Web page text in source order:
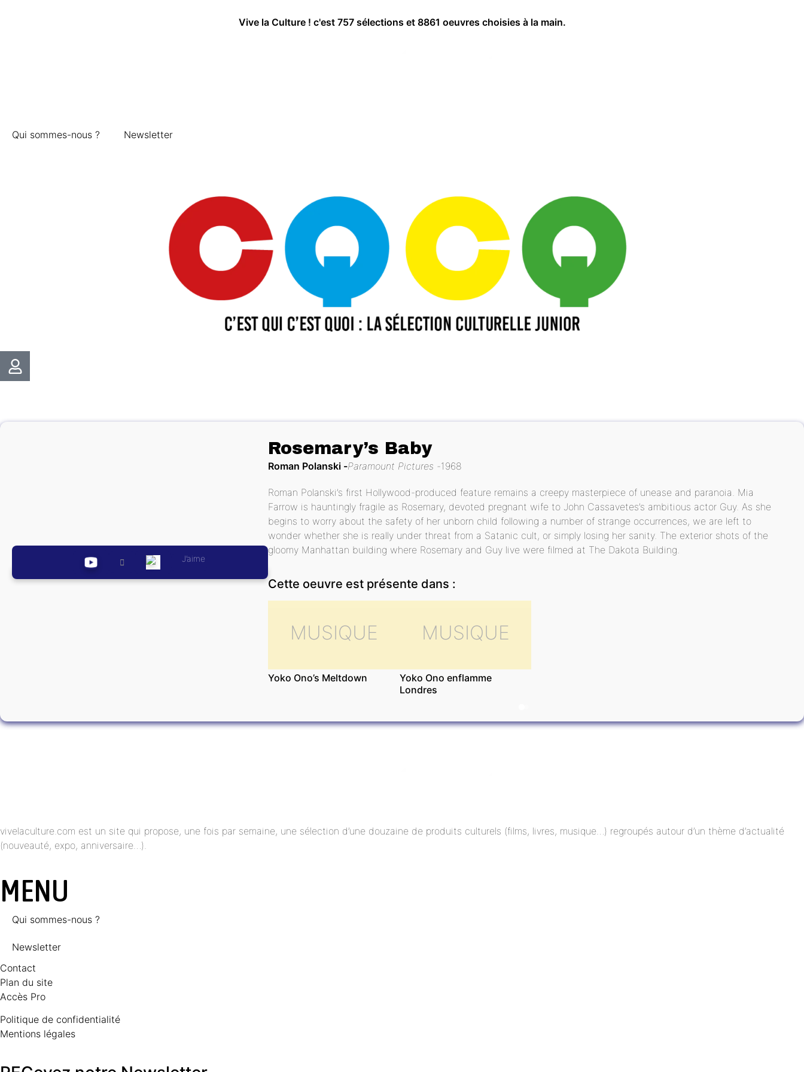
Vive la Culture ! c'est 757 sélections et 8861 oeuvres choisies à la main.
Qui sommes-nous ? Newsletter
J’aime
Rosemary’s Baby
Roman Polanski Paramount Pictures 1968
Roman Polanski’s first Hollywood-produced feature remains a creepy masterpiece of unease and paranoia. Mia
Farrow is hauntingly fragile as Rosemary, devoted pregnant wife to John Cassavetes’s ambitious actor Guy. As she
begins to worry about the safety of her unborn child following a number of strange occurrences, we are left to
wonder whether she is really under threat from a Satanic cult, or simply losing her sanity. The exterior shots of the
gloomy Manhattan building where Rosemary and Guy live were filmed at The Dakota Building.
Cette oeuvre est présente dans :
MUSIQUE
Yoko Ono’s Meltdown
MUSIQUE
Yoko Ono enflamme
Londres
vivelaculture.com est un site qui propose, une fois par semaine, une sélection d’une douzaine de produits culturels (films, livres, musique…) regroupés autour d’un thème d’actualité
(nouveauté, expo, anniversaire…).
MENU
Qui sommes-nous ?
Newsletter
Contact
Plan du site
Accès Pro
Politique de confidentialité
Mentions légales